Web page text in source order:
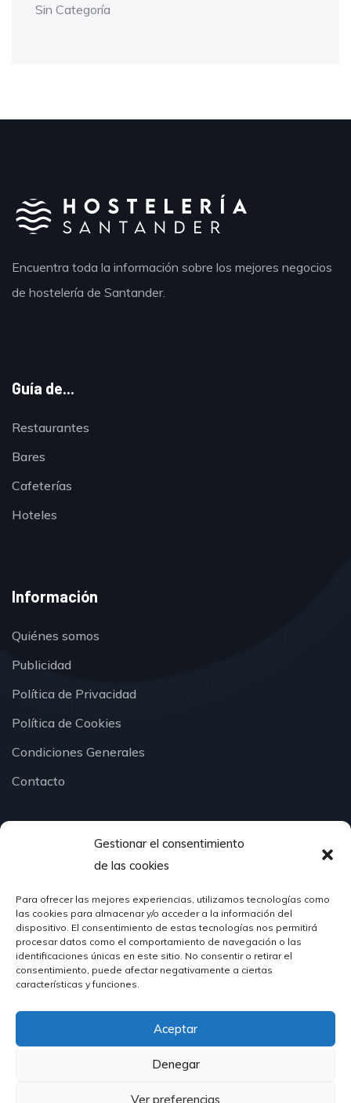
Gestionar el consentimiento
de las cookies
Para ofrecer las mejores experiencias, utilizamos tecnologías como
las cookies para almacenar y/o acceder a la información del
dispositivo. El consentimiento de estas tecnologías nos permitirá
procesar datos como el comportamiento de navegación o las
identificaciones únicas en este sitio. No consentir o retirar el
consentimiento, puede afectar negativamente a ciertas
características y funciones.
Aceptar
Denegar
Ver preferencias
Sin Categoría
Encuentra toda la información sobre los mejores negocios
de hostelería de Santander.
Guía de...
Restaurantes
Bares
Cafeterías
Hoteles
Información
Quiénes somos
Publicidad
Política de Privacidad
Política de Cookies
Condiciones Generales
Contacto
¿Hablamos?
624 51 12 10
info@hosteleriasantander.com
© 2026 Hostelería Santander | Powered byDIGIDISA